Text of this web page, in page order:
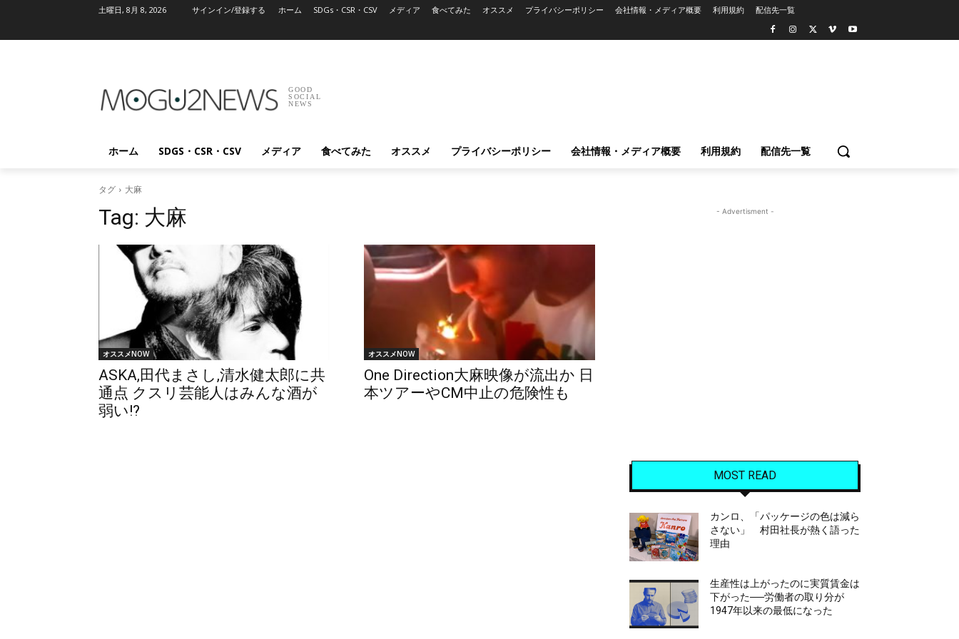
土曜日, 8月 8, 2026 サインイン/登録する ホーム SDGs・CSR・CSV メディア 食べてみた オススメ プライバシーポリシー 会社情報・メディア概要 利用規約 配信先一覧
GOOD
SOCIAL
NEWS
ホーム SDGS・CSR・CSV メディア 食べてみた オススメ プライバシーポリシー 会社情報・メディア概要 利用規約 配信先一覧
タグ 大麻
Tag: 大麻
オススメNOW
ASKA,田代まさし,清水健太郎に共
通点 クスリ芸能人はみんな酒が
弱い!?
オススメNOW
One Direction大麻映像が流出か 日
本ツアーやCM中止の危険性も
- Advertisment -
MOST READ
カンロ、「パッケージの色は減ら
さない」 村田社長が熱く語った
理由
生産性は上がったのに実質賃金は
下がった──労働者の取り分が
1947年以来の最低になった